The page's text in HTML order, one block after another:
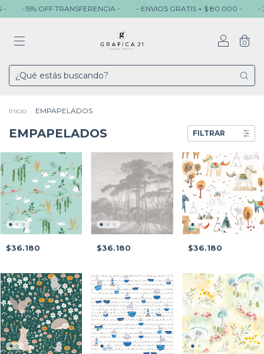
-15% OFF TRANSFERENCIA - - ENVIOS GRATIS + $ 80.000 - - 3
0
Inicio . EMPAPELADOS
EMPAPELADOS FILTRAR
$36.180 $36.180 $36.180